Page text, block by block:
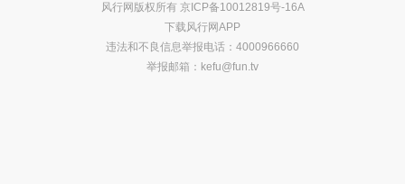
风行网版权所有 京ICP备10012819号-16A
下载风行网APP
违法和不良信息举报电话：4000966660
举报邮箱： kefu@fun.tv